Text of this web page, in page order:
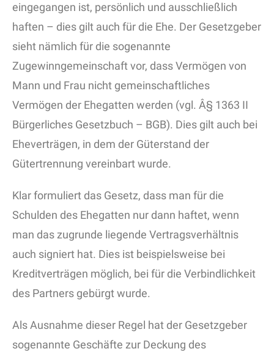
eingegangen ist, persönlich und ausschließlich
haften – dies gilt auch für die Ehe. Der Gesetzgeber
sieht nämlich für die sogenannte
Zugewinngemeinschaft vor, dass Vermögen von
Mann und Frau nicht gemeinschaftliches
Vermögen der Ehegatten werden (vgl. Â§ 1363 II
Bürgerliches Gesetzbuch – BGB). Dies gilt auch bei
Eheverträgen, in dem der Güterstand der
Gütertrennung vereinbart wurde.
Klar formuliert das Gesetz, dass man für die
Schulden des Ehegatten nur dann haftet, wenn
man das zugrunde liegende Vertragsverhältnis
auch signiert hat. Dies ist beispielsweise bei
Kreditverträgen möglich, bei für die Verbindlichkeit
des Partners gebürgt wurde.
Als Ausnahme dieser Regel hat der Gesetzgeber
sogenannte Geschäfte zur Deckung des